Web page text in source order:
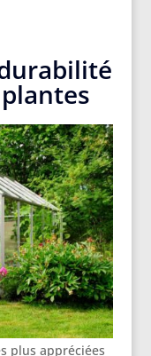
plus appréciées